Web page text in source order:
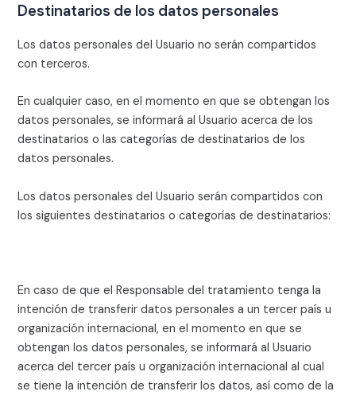
Destinatarios de los datos personales
Los datos personales del Usuario no serán compartidos
con terceros.
En cualquier caso, en el momento en que se obtengan los
datos personales, se informará al Usuario acerca de los
destinatarios o las categorías de destinatarios de los
datos personales.
Los datos personales del Usuario serán compartidos con
los siguientes destinatarios o categorías de destinatarios:
En caso de que el Responsable del tratamiento tenga la
intención de transferir datos personales a un tercer país u
organización internacional, en el momento en que se
obtengan los datos personales, se informará al Usuario
acerca del tercer país u organización internacional al cual
se tiene la intención de transferir los datos, así como de la